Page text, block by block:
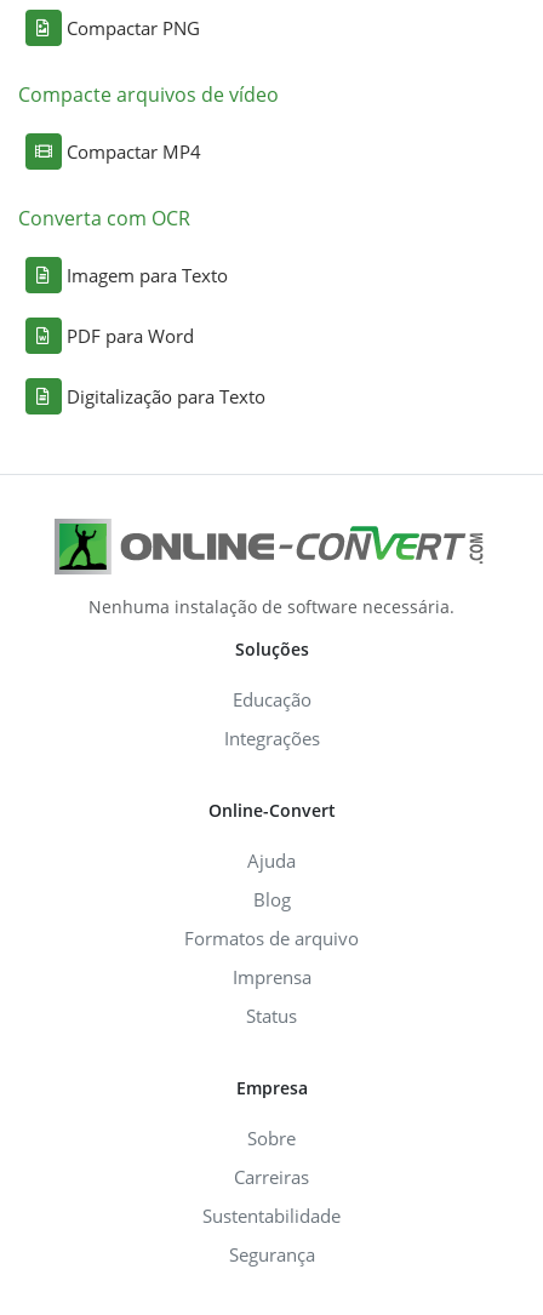
Compactar PNG
Compacte arquivos de vídeo
Compactar MP4
Converta com OCR
Imagem para Texto
PDF para Word
Digitalização para Texto
Nenhuma instalação de software necessária.
Soluções
Educação
Integrações
Online-Convert
Ajuda
Blog
Formatos de arquivo
Imprensa
Status
Empresa
Sobre
Carreiras
Sustentabilidade
Segurança